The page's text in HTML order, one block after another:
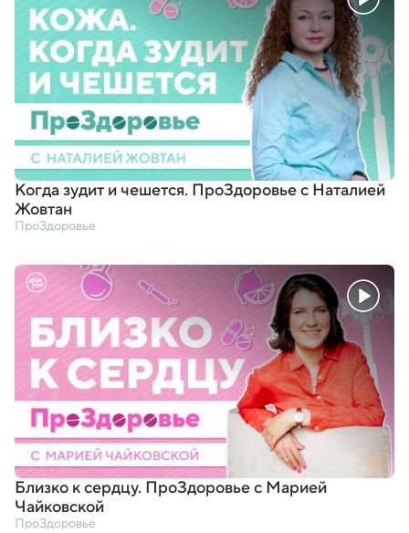
Когда зудит и чешется. ПроЗдоровье с Наталией
Жовтан
ПроЗдоровье
Близко к сердцу. ПроЗдоровье с Марией
Чайковской
ПроЗдоровье